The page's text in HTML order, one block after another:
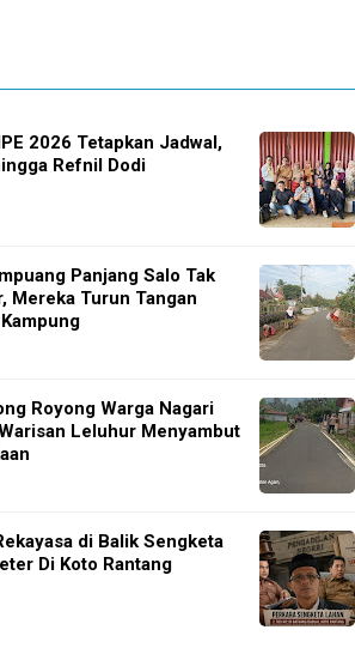
2026 Tetapkan Jadwal,
Refnil Dodi
Panjang Salo Tak
Mereka Turun Tangan
Royong Warga Nagari
Leluhur Menyambut
di Balik Sengketa
Di Koto Rantang